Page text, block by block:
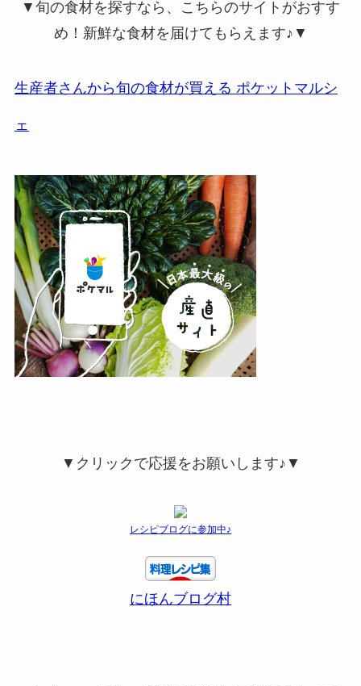
▼旬の食材を探すなら、こちらのサイトがおすす
め！新鮮な食材を届けてもらえます♪▼
生産者さんから旬の食材が買える ポケットマルシ
ェ
▼クリックで応援をお願いします♪▼
レシピブログに参加中♪
にほんブログ村